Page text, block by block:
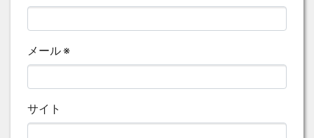
メール ※
サイト